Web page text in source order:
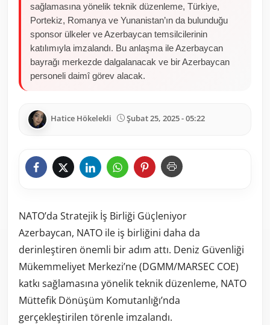
sağlamasına yönelik teknik düzenleme, Türkiye,
Portekiz, Romanya ve Yunanistan’ın da bulunduğu
sponsor ülkeler ve Azerbaycan temsilcilerinin
katılımıyla imzalandı. Bu anlaşma ile Azerbaycan
bayrağı merkezde dalgalanacak ve bir Azerbaycan
personeli daimî görev alacak.
Hatice Hökelekli Şubat 25, 2025 - 05:22
NATO’da Stratejik İş Birliği Güçleniyor
Azerbaycan, NATO ile iş birliğini daha da
derinleştiren önemli bir adım attı. Deniz Güvenliği
Mükemmeliyet Merkezi’ne (DGMM/MARSEC COE)
katkı sağlamasına yönelik teknik düzenleme, NATO
Müttefik Dönüşüm Komutanlığı’nda
gerçekleştirilen törenle imzalandı.